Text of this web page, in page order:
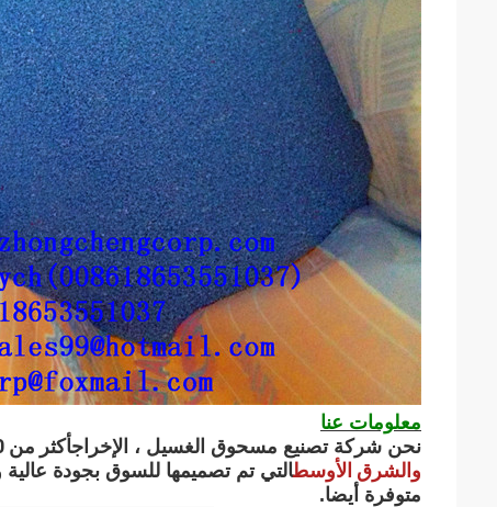
معلومات عنا
نحن شركة تصنيع مسحوق الغسيل ، الإخراجأكثر من 6،0000 طن
والشرق الأوسط
متوفرة أيضا.